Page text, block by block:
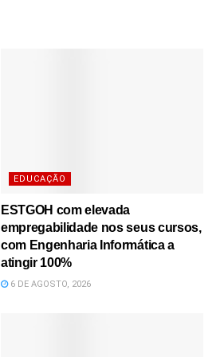
EDUCAÇÃO
ESTGOH com elevada
empregabilidade nos seus cursos,
com Engenharia Informática a
atingir 100%
6 DE AGOSTO, 2026